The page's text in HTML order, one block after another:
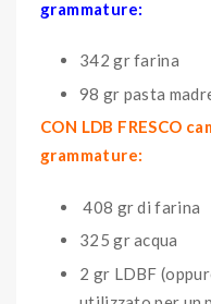
grammature:
342 gr farina
98 gr pasta
CON LDB FRESCO
grammature:
408 gr di farina
325 gr acqua
2 gr LDBF